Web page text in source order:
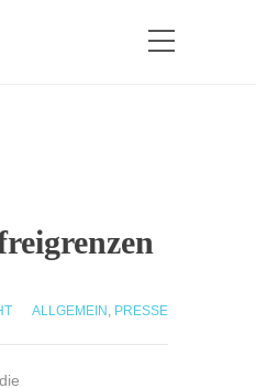
ALLGEMEIN , PRESSE